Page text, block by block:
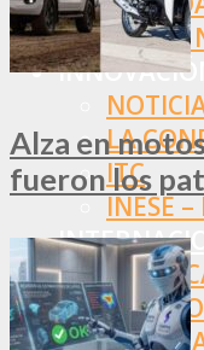
OTRAS
INNOVACIÓN
LA
ITC
INESE
Alza en
fueron los